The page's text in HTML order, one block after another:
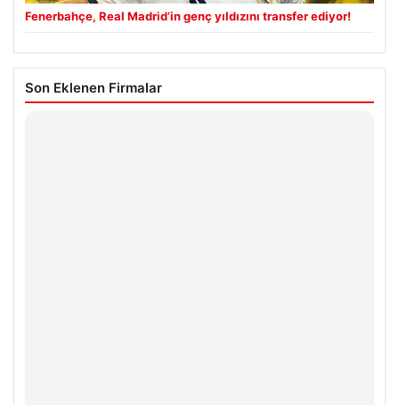
Fenerbahçe, Real Madrid’in genç yıldızını transfer ediyor!
Son Eklenen Firmalar